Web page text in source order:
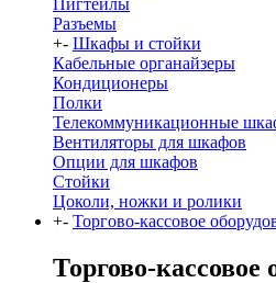
Разъемы
+- Шкафы и стойки
Кабельные органайзеры
Кондиционеры
Полки
Телекоммуникационные
Вентиляторы для шкафов
Опции для шкафов
Стойки
Цоколи, ножки и ролики
+- Торгово-кассовое
Торгово-кассовое